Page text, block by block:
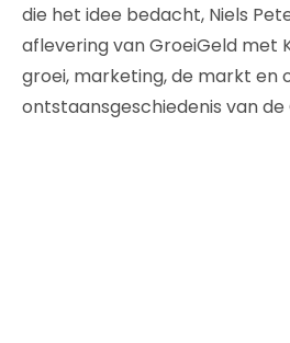
die het idee bedacht, Niels
aflevering van GroeiGeld met
groei, marketing, de markt en
ontstaansgeschiedenis van de